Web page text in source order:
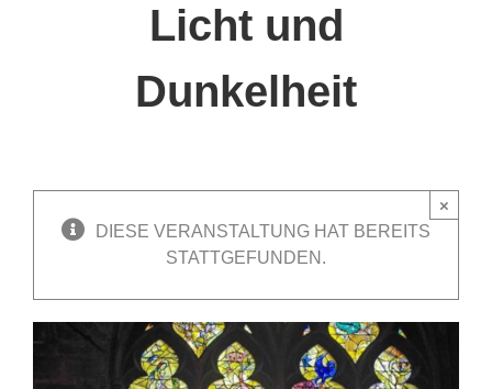
Licht und
Dunkelheit
DIESE VERANSTALTUNG HAT BEREITS
STATTGEFUNDEN.
×